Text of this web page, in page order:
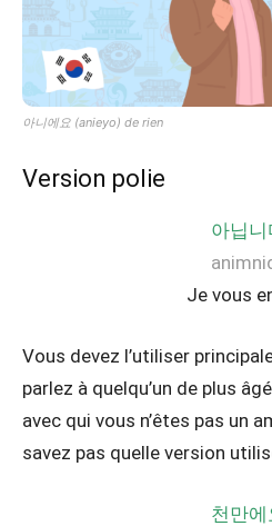
아니에요 (anieyo) de rien
Version polie
아닙니
Je vous
Vous devez l’utiliser
parlez à quelqu’un de plus
avec qui vous n’êtes pas un
savez pas quelle version
천만에